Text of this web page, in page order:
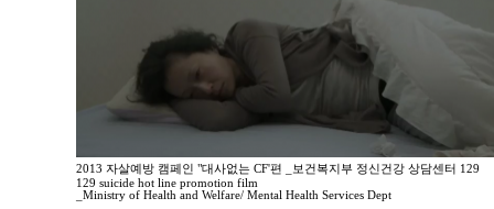
2013 자살예방 캠페인 "대사없는 CF'편 _보건복지부 정신건강 상담센터 129
129 suicide hot line promotion film
_Ministry of Health and Welfare/ Mental Health Services Dept